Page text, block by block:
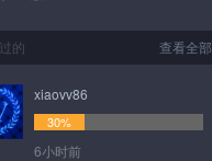
查看全部
的
xiaovv86
30%
6小时前